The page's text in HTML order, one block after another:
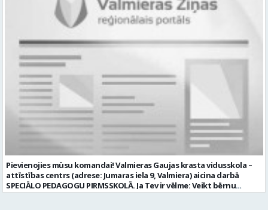
vakancei lūdzu sūtīt uz e-pastu info@vtu-valmiera.lv vai iesniegt
Iestādes; piemērot skaņas un gaismas mākslinieciskos risinājumus
pasākumos, plānot un organizēt apskaņošanas un gaismošanas
procesu, kā arī veikt pasākumu apskaņošanu un gaismošanu;
piedalīties Iestādes organizēto pasākumu tehniskajā uzbūvē un
nobūvē, sniegtu tehnisko atbalstu; pārzināt darbā lietojamo
tehnisko un elektroiekārtu darbības principus, lietošanas
noteikumus; un ja Tev ir: vismaz divu gadu pieredze līdzīgā darbā vai
amatā; labas datorprasmes; valsts valodas prasmes atbilstoši Valsts
valodas likuma prasībām; kompetences: prasme patstāvīgi pieņemt
lēmumus un organizēt savu darbu; lieliskas komunikācijas spējas;
precizitāte; pozitīva un atbildīga attieksme pret darbu; prasme
sadarboties un strādāt komandā; mēs piedāvājam: pamatalgu
pārbaudes laikā 985.00 EUR, pēc pārbaudes laika 1035.00 EUR pirms
nodokļu nomaksas; iespēju saņemt atvaļinājuma pabalstu darba un
līdzfinansētu veselības apdrošināšanu pēc pārbaudes laika beigām,
kā arī citas sociālās garantijas/labumus atbilstoši darba rezultātam
un normatīvajos aktos noteiktajam; drošu un sakārtotu darba vidi;
darbu atsaucīgu kolēģu komandā. CV un pieteikuma vēstuli lūdzam
Pievienojies mūsu komandai! Valmieras Gaujas krasta vidusskola –
attīstības centrs (adrese: Jumaras iela 9, Valmiera) aicina darbā
SPECIĀLO PEDAGOGU PIRMSSKOLĀ. Ja Tev ir vēlme: Veikt bērnu